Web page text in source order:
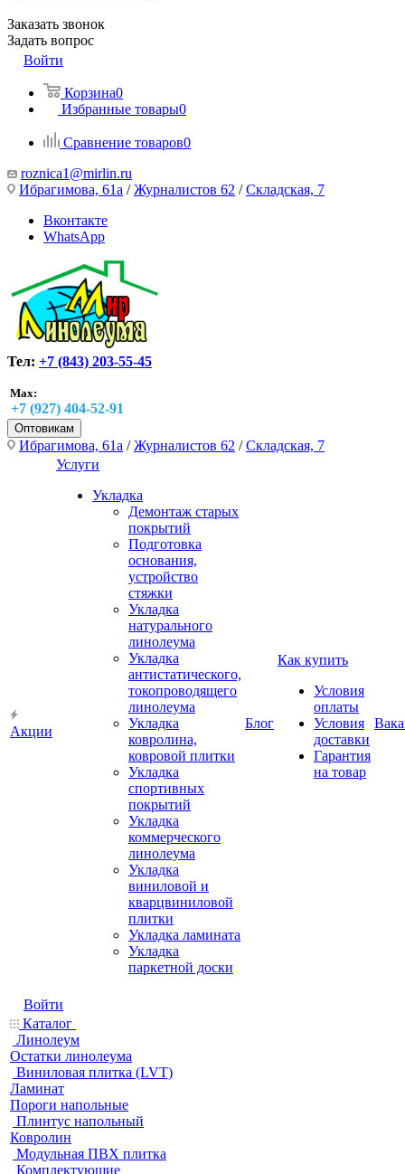
Заказать звонок
Задать вопрос
Войти
Корзина0
Избранные товары0
Сравнение товаров0
roznica1@mirlin.ru
Ибрагимова, 61а /Журналистов 62 /Складская, 7
Вконтакте
WhatsApp
Тел: +7 (843) 203-55-45
Max:
+7 (927) 404-52-91
Оптовикам
Ибрагимова, 61а /Журналистов 62 /Складская, 7
Акции
Услуги
Укладка
Демонтаж старых
покрытий
Подготовка
основания,
устройство
стяжки
Укладка
натурального
линолеума
Укладка
антистатического,
токопроводящего
линолеума
Укладка
ковролина,
ковровой плитки
Укладка
спортивных
покрытий
Укладка
коммерческого
линолеума
Укладка
виниловой и
кварцвиниловой
плитки
Укладка ламината
Укладка
паркетной доски
Блог
Как купить
Условия
оплаты
Условия
доставки
Гарантия
на товар
Войти
Каталог
Линолеум
Остатки линолеума
Виниловая плитка (LVT)
Ламинат
Пороги напольные
Плинтус напольный
Ковролин
Модульная ПВХ плитка
Комплектующие